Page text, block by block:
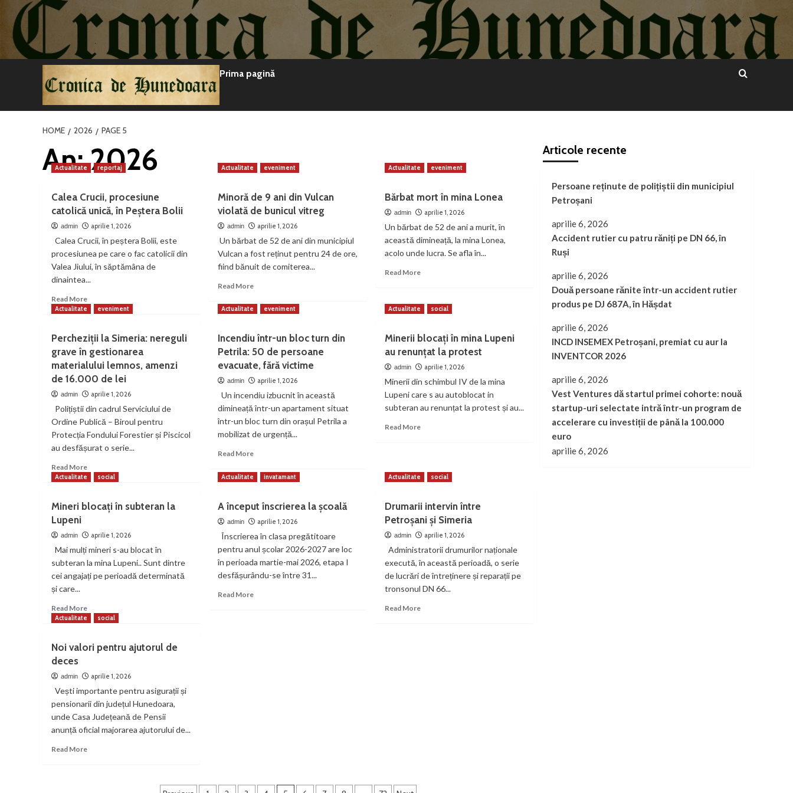
conținut
Prima pagină
HOME 2026 PAGE 5
An:2026
Actualitate reportaj
Calea Crucii, procesiune
catolică unică, în Peștera Bolii
admin aprilie 1, 2026
Calea Crucii, în peștera Bolii, este
procesiunea pe care o fac catolicii din
Valea Jiului, în săptămâna de
dinaintea...
Read MoreRead
more
Crucii,
procesiune
catolică
unică,
Peștera
Bolii
Actualitate eveniment
Minoră de 9 ani din Vulcan
violată de bunicul vitreg
admin aprilie 1, 2026
Un bărbat de 52 de ani din municipiul
Vulcan a fost reținut pentru 24 de ore,
fiind bănuit de comiterea...
Read MoreRead
about
9
ani
din
violată
de
bunicul
vitreg
Actualitate eveniment
Bărbat mort în mina Lonea
admin aprilie 1, 2026
Un bărbat de 52 de ani a murit, în
această dimineață, la mina Lonea,
acolo unde lucra. Se afla în...
Read MoreRead
Bărbat
mort
mina
Lonea
Actualitate eveniment
Percheziții la Simeria: nereguli
grave în gestionarea
materialului lemnos, amenzi
de 16.000 de lei
admin aprilie 1, 2026
Polițiștii din cadrul Serviciului de
Ordine Publică – Biroul pentru
Protecția Fondului Forestier și Piscicol
au desfășurat o serie...
Read MoreRead
more
la
nereguli
în
gestionarea
materialului
de
16.000
lei
Actualitate eveniment
Incendiu într-un bloc turn din
Petrila: 50 de persoane
evacuate, fără victime
admin aprilie 1, 2026
Un incendiu izbucnit în această
dimineață într-un apartament situat
într-un bloc turn din orașul Petrila a
mobilizat de urgență...
Read MoreRead
about
un
bloc
din
Petrila:
50
de
evacuate,
Actualitate social
Minerii blocați în mina Lupeni
au renunțat la protest
admin aprilie 1, 2026
Minerii din schimbul IV de la mina
Lupeni care s au autoblocat in
subteran au renunțat la protest și au...
Read MoreRead
blocați
în
Lupeni
au
renunțat
la
protest
Actualitate social
Mineri blocați în subteran la
Lupeni
admin aprilie 1, 2026
Mai mulți mineri s-au blocat în
subteran la mina Lupeni.. Sunt dintre
cei angajați pe perioadă determinată
și care...
Read MoreRead
more
blocați
subteran
Lupeni
Actualitate invatamant
A început înscrierea la școală
admin aprilie 1, 2026
Înscrierea în clasa pregătitoare
pentru anul școlar 2026-2027 are loc
în perioada martie-mai 2026, etapa I
desfășurându-se între 31...
Read MoreRead
Actualitate social
Drumarii intervin între
Petroșani și Simeria
admin aprilie 1, 2026
Administratorii drumurilor naționale
execută, în această perioadă, o serie
de lucrări de întreținere și reparații pe
tronsonul DN 66...
Read MoreRead
Actualitate social
Noi valori pentru ajutorul de
deces
admin aprilie 1, 2026
Vești importante pentru asigurații și
pensionarii din județul Hunedoara,
unde Casa Județeană de Pensii
anunță oficial majorarea ajutorului de...
Read MoreRead
Articole recente
Persoane reținute de polițiștii din municipiul
Petroșani
aprilie 6, 2026
Accident rutier cu patru răniți pe DN 66, în
Ruși
aprilie 6, 2026
Două persoane rănite într-un accident rutier
produs pe DJ 687A, în Hășdat
aprilie 6, 2026
INCD INSEMEX Petroșani, premiat cu aur la
INVENTCOR 2026
aprilie 6, 2026
Vest Ventures dă startul primei cohorte: nouă
startup-uri selectate intră într-un program de
accelerare cu investiții de până la 100.000
euro
aprilie 6, 2026